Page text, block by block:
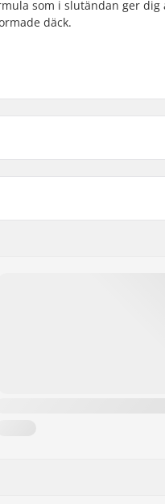
som i slutändan ger
däck.
(33")